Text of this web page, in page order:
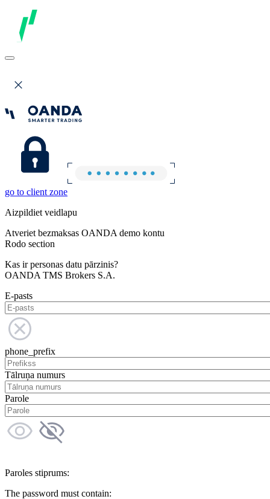
go to client zone
Aizpildiet veidlapu
Atveriet bezmaksas OANDA demo kontu
Rodo section
Kas ir personas datu pārzinis?
OANDA TMS Brokers S.A.
E-pasts
phone_prefix
Tālruņa numurs
Parole
Paroles stiprums:
The password must contain: